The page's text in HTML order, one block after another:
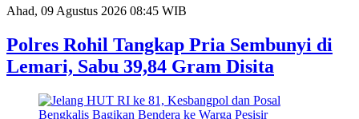
Ahad, 09 Agustus 2026 08:45 WIB
Polres Rohil Tangkap Pria Sembunyi di
Lemari, Sabu 39,84 Gram Disita